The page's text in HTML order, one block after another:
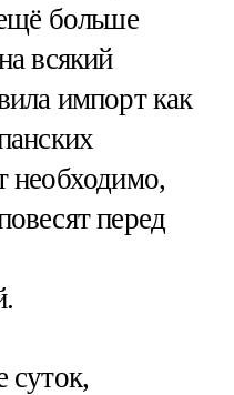
больше
всякий
импорт как
необходимо,
перед
суток,